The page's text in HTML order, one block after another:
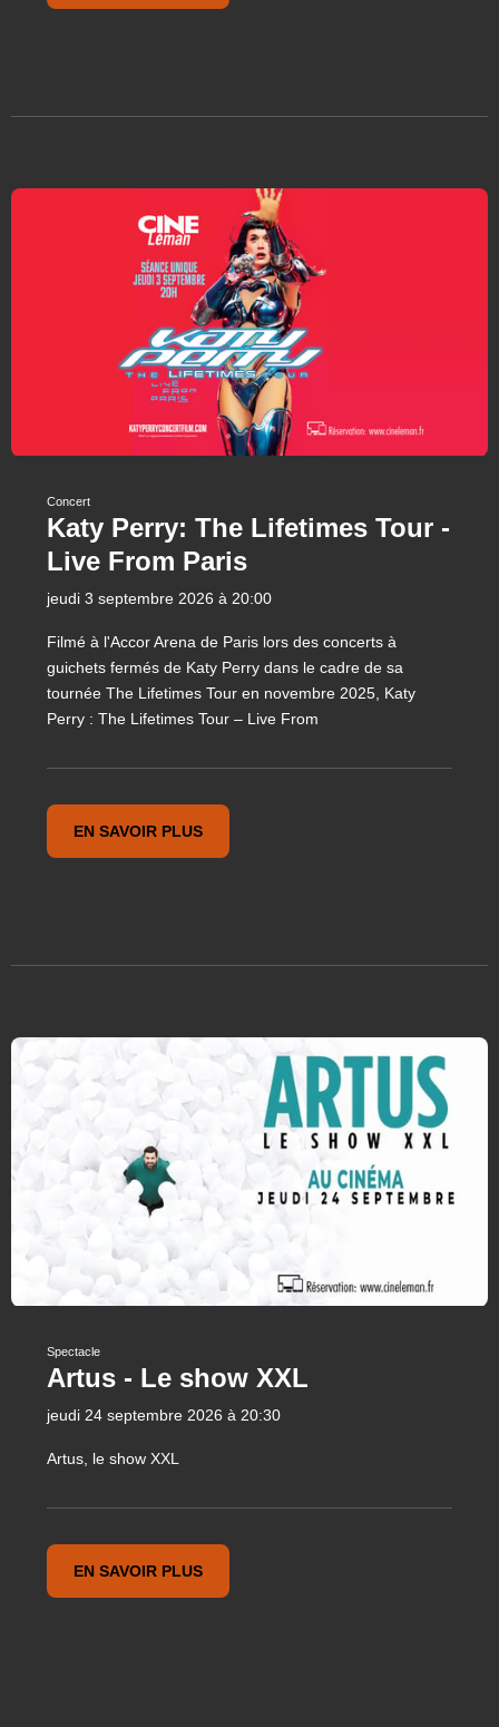
Concert
Katy Perry: The Lifetimes Tour -
Live From Paris
jeudi 3 septembre 2026 à 20:00
Filmé à l'Accor Arena de Paris lors des concerts à
guichets fermés de Katy Perry dans le cadre de sa
tournée The Lifetimes Tour en novembre 2025, Katy
Perry : The Lifetimes Tour – Live From
EN SAVOIR PLUS
Spectacle
Artus - Le show XXL
jeudi 24 septembre 2026 à 20:30
Artus, le show XXL
EN SAVOIR PLUS